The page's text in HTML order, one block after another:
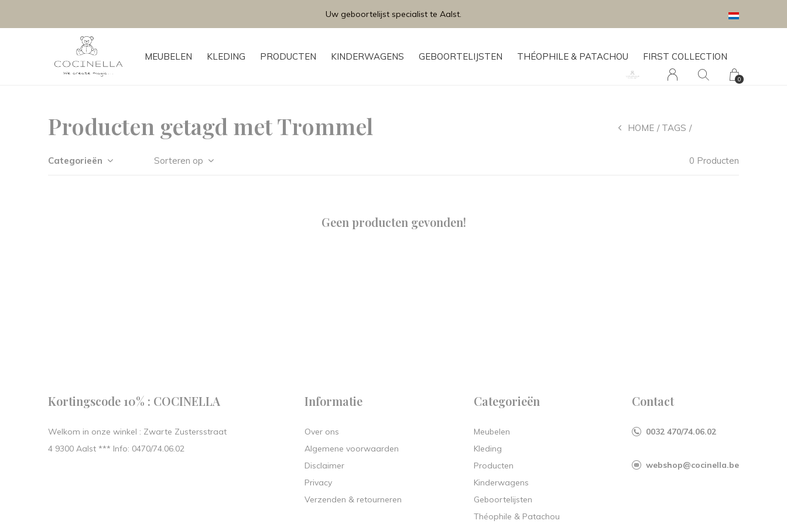
MEUBELEN KLEDING PRODUCTEN KINDERWAGENS GEBOORTELIJSTEN THÉOPHILE & PATACHOU FIRST COLLECTION
0
Uw geboortelijst specialist te Aalst.
Producten getagd met Trommel HOME TAGS
Categorieën Sorteren op 0 Producten
Geen producten gevonden!
Kortingscode 10% : COCINELLA
Welkom in onze winkel : Zwarte Zustersstraat
4 9300 Aalst *** Info: 0470/74.06.02
Informatie
Over ons
Algemene voorwaarden
Disclaimer
Privacy
Verzenden & retourneren
Categorieën
Meubelen
Kleding
Producten
Kinderwagens
Geboortelijsten
Théophile & Patachou
Contact
0032 470/74.06.02
webshop@cocinella.be